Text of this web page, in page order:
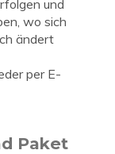
und
wo sich
ändert
per E-
Paket